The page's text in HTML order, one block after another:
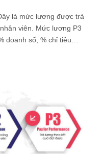
là mức lương được trả
viên. Mức lương P3
doanh số, % chỉ tiêu…